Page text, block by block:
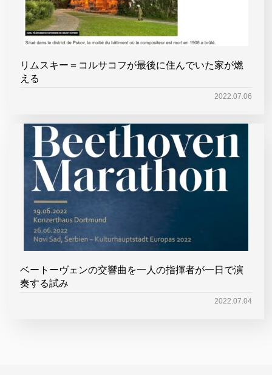
リムスキー＝コルサコフが最後に住んでいた家が燃
える
2022.07.06
ベートーヴェンの交響曲を一人の指揮者が一日で演
奏する試み
2022.07.04